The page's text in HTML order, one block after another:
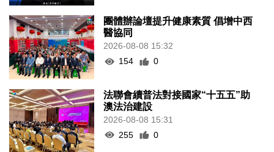
團體辦論壇提升健康素質 倡增中西
醫協同
2026-08-08 15:32
154
0
法聯會續普法對接國家“十五五”助
澳法治建設
2026-08-08 15:31
255
0